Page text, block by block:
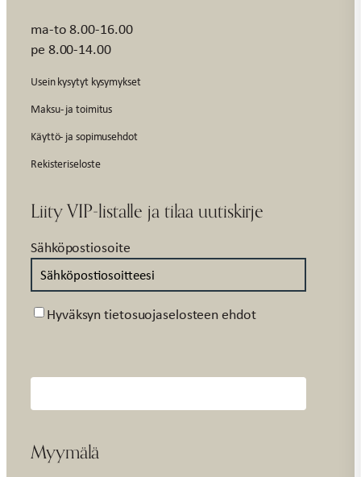
ma-to 8.00-16.00
pe 8.00-14.00
Usein kysytyt kysymykset
Maksu- ja toimitus
Käyttö- ja sopimusehdot
Rekisteriseloste
Liity VIP-listalle ja tilaa uutiskirje
Sähköpostiosoite
Suostumus
Hyväksyn tietosuojaselosteen ehdot
Myymälä